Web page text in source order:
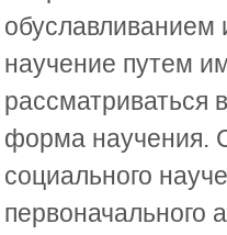
обуславливанием
научение путем
рассматриваться
форма научения.
социального
первоначального